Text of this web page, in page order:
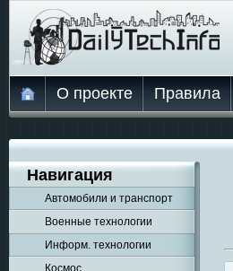
О проекте Правила
Навигация
Автомобили и транспорт
Военные технологии
Информ. технологии
Космос